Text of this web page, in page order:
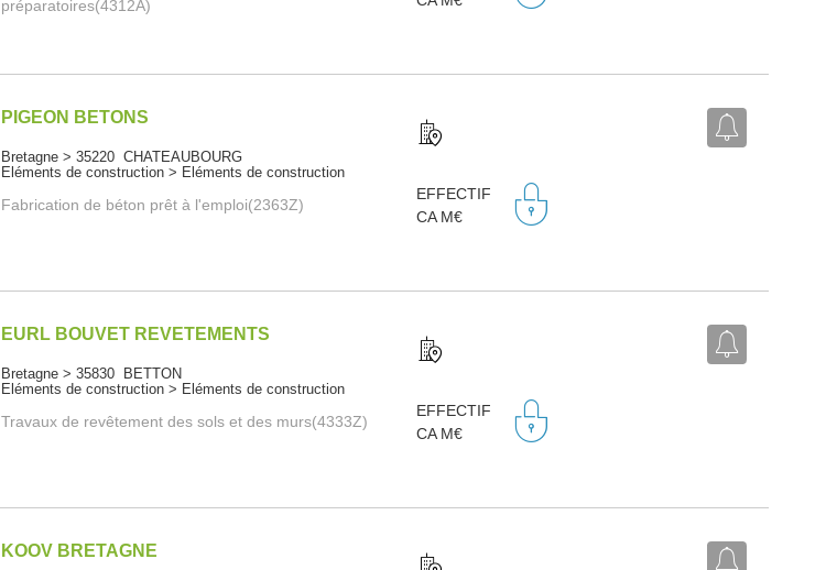
préparatoires(4312A)
PIGEON BETONS
Bretagne > 35220 CHATEAUBOURG
Eléments de construction > Eléments de construction
Fabrication de béton prêt à l'emploi(2363Z)
EFFECTIF
CA M€
EURL BOUVET REVETEMENTS
Bretagne > 35830 BETTON
Eléments de construction > Eléments de construction
Travaux de revêtement des sols et des murs(4333Z)
EFFECTIF
CA M€
KOOV BRETAGNE